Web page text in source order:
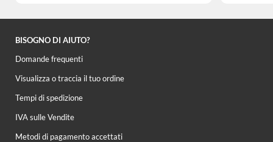
BISOGNO DI AIUTO?
Domande frequenti
Visualizza o traccia il tuo ordine
Tempi di spedizione
IVA sulle Vendite
Metodi di pagamento accettati